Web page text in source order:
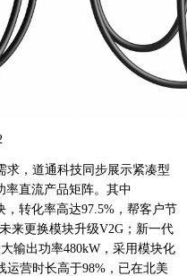
求，道通科技同步展示紧凑型
率直流产品矩阵。其中
，转化率高达97.5%，帮客户节
来更换模块升级V2G；新一代
输出功率480kW，采用模块化
营时长高于98%，已在北美